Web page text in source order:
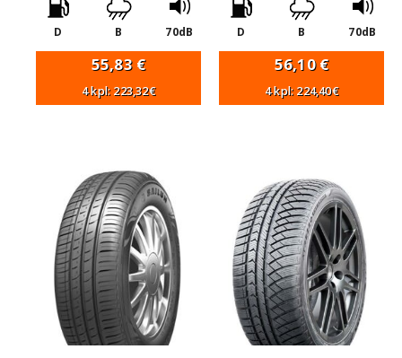
D B 70dB
55,83 €
4 kpl: 223,32€
D B 70dB
56,10€
4 kpl: 224,40€